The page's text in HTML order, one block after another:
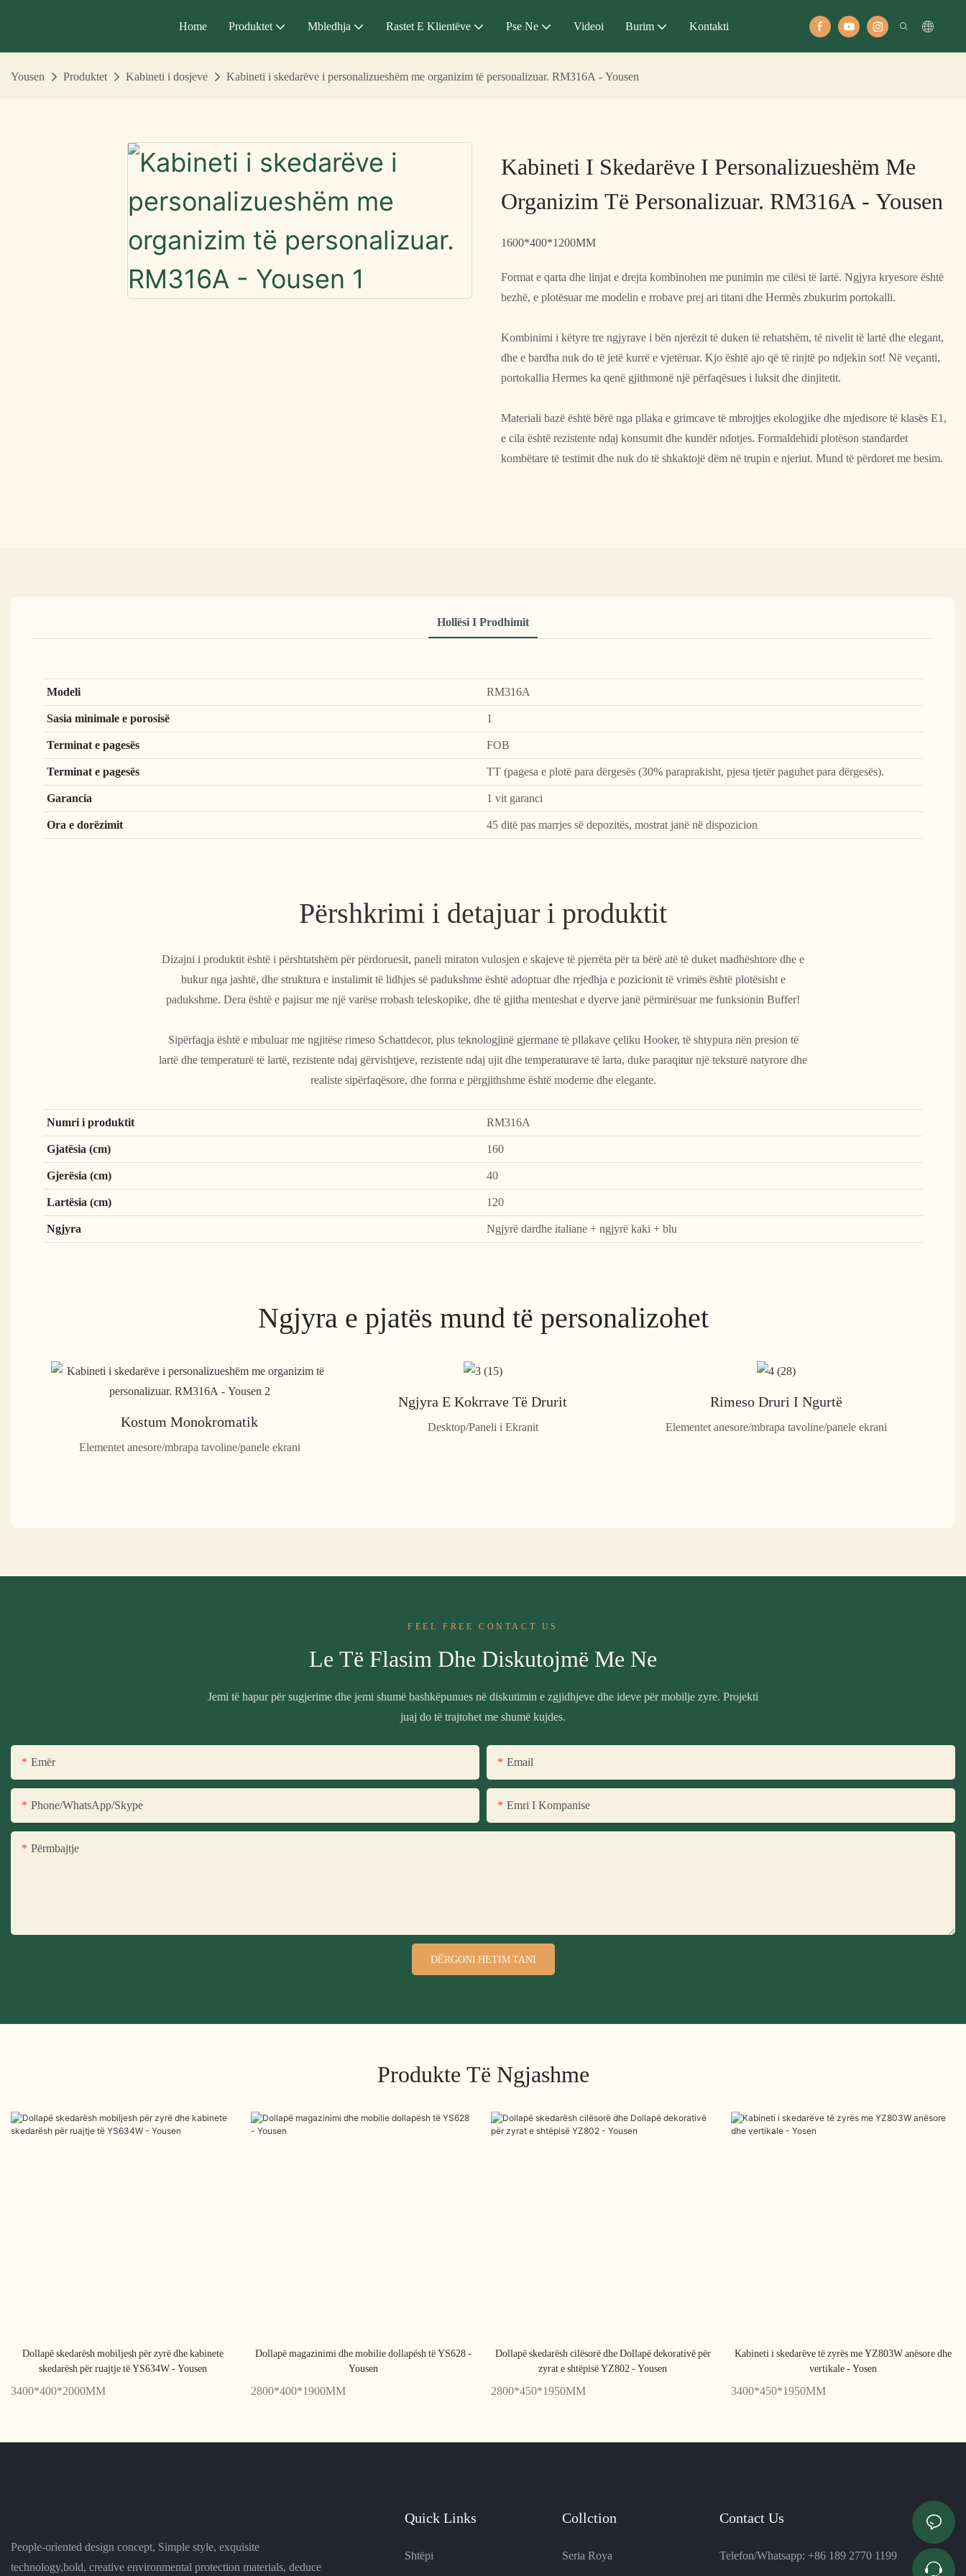
Home Produktet Mbledhja Rastet E Klientëve Pse Ne Videoi Burim Kontakti
Yousen Produktet Kabineti i dosjeve Kabineti i skedarëve i personalizueshëm me organizim të personalizuar. RM316A - Yousen
Kabineti I Skedarëve I Personalizueshëm Me
Organizim Të Personalizuar. RM316A - Yousen
1600*400*1200MM
Format e qarta dhe linjat e drejta kombinohen me punimin me cilësi të lartë. Ngjyra kryesore është
bezhë, e plotësuar me modelin e rrobave prej ari titani dhe Hermès zbukurim portokalli.
Kombinimi i këtyre tre ngjyrave i bën njerëzit të duken të rehatshëm, të nivelit të lartë dhe elegant,
dhe e bardha nuk do të jetë kurrë e vjetëruar. Kjo është ajo që të rinjtë po ndjekin sot! Në veçanti,
portokallia Hermes ka qenë gjithmonë një përfaqësues i luksit dhe dinjitetit.
Materiali bazë është bërë nga pllaka e grimcave të mbrojtjes ekologjike dhe mjedisore të klasës E1,
e cila është rezistente ndaj konsumit dhe kundër ndotjes. Formaldehidi plotëson standardet
kombëtare të testimit dhe nuk do të shkaktojë dëm në trupin e njeriut. Mund të përdoret me besim.
Hollësi I Prodhimit
Modeli
RM316A
Sasia minimale e porosisë
1
Terminat e pagesës
FOB
Terminat e pagesës
TT (pagesa e plotë para dërgesës (30% paraprakisht, pjesa tjetër paguhet para dërgesës).
Garancia
1 vit garanci
Ora e dorëzimit
45 ditë pas marrjes së depozitës, mostrat janë në dispozicion
Përshkrimi i detajuar i produktit
Dizajni i produktit është i përshtatshëm për përdoruesit, paneli miraton vulosjen e skajeve të pjerrëta për ta bërë atë të duket madhështore dhe e
bukur nga jashtë, dhe struktura e instalimit të lidhjes së padukshme është adoptuar dhe rrjedhja e pozicionit të vrimës është plotësisht e
padukshme. Dera është e pajisur me një varëse rrobash teleskopike, dhe të gjitha menteshat e dyerve janë përmirësuar me funksionin Buffer!
Sipërfaqja është e mbuluar me ngjitëse rimeso Schattdecor, plus teknologjinë gjermane të pllakave çeliku Hooker, të shtypura nën presion të
lartë dhe temperaturë të lartë, rezistente ndaj gërvishtjeve, rezistente ndaj ujit dhe temperaturave të larta, duke paraqitur një teksturë natyrore dhe
realiste sipërfaqësore, dhe forma e përgjithshme është moderne dhe elegante.
Numri i produktit
RM316A
Gjatësia (cm)
160
Gjerësia (cm)
40
Lartësia (cm)
120
Ngjyra
Ngjyrë dardhe italiane + ngjyrë kaki + blu
Ngjyra e pjatës mund të personalizohet
Kostum Monokromatik
Elementet anesore/mbrapa tavoline/panele ekrani
Ngjyra E Kokrrave Të Drurit
Desktop/Paneli i Ekranit
Rimeso Druri I Ngurtë
Elementet anesore/mbrapa tavoline/panele ekrani
FEEL FREE CONTACT US
Le Të Flasim Dhe Diskutojmë Me Ne
Jemi të hapur për sugjerime dhe jemi shumë bashkëpunues në diskutimin e zgjidhjeve dhe ideve për mobilje zyre. Projekti
juaj do të trajtohet me shumë kujdes.
Emër Email
Phone/WhatsApp/Skype Emri I Kompanise
Përmbajtje
DËRGONI HETIM TANI
Produkte Të Ngjashme
Dollapë skedarësh mobiljesh për zyrë dhe kabinete
skedarësh për ruajtje të YS634W - Yousen
3400*400*2000MM
Dollapë magazinimi dhe mobilie dollapësh të YS628 -
Yousen
2800*400*1900MM
Dollapë skedarësh cilësorë dhe Dollapë dekorativë për
zyrat e shtëpisë YZ802 - Yousen
2800*450*1950MM
Kabineti i skedarëve të zyrës me YZ803W anësore dhe
vertikale - Yosen
3400*450*1950MM
People-oriented design concept, Simple style, exquisite
technology,bold, creative environmental protection materials, deduce
Quick Links
Shtëpi
Collction
Seria Roya
Contact Us
Telefon/Whatsapp: +86 189 2770 1199